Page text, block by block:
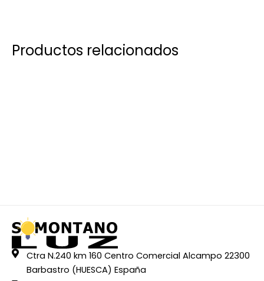
Productos relacionados
Ctra N.240 km 160 Centro Comercial Alcampo 22300
Barbastro (HUESCA) España